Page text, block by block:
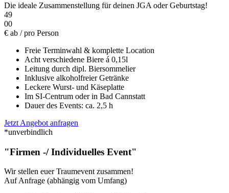
Die ideale Zusammenstellung für deinen JGA oder Geburtstag!
49
00
€ ab / pro Person
Freie Terminwahl & komplette Location
Acht verschiedene Biere á 0,15l
Leitung durch dipl. Biersommelier
Inklusive alkoholfreier Getränke
Leckere Wurst- und Käseplatte
Im SI-Centrum oder in Bad Cannstatt
Dauer des Events: ca. 2,5 h
Jetzt Angebot anfragen
*unverbindlich
"Firmen -/ Individuelles Event"
Wir stellen euer Traumevent zusammen!
Auf Anfrage (abhängig vom Umfang)